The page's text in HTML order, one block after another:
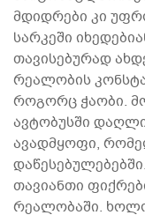
მდიდრები კი
სარკეში
თავისებურად
რეალობის
როგორც ჭაობი.
ავტობუსში
ავადმყოფი,
თავიანთი
რეალობაში. ხოლო